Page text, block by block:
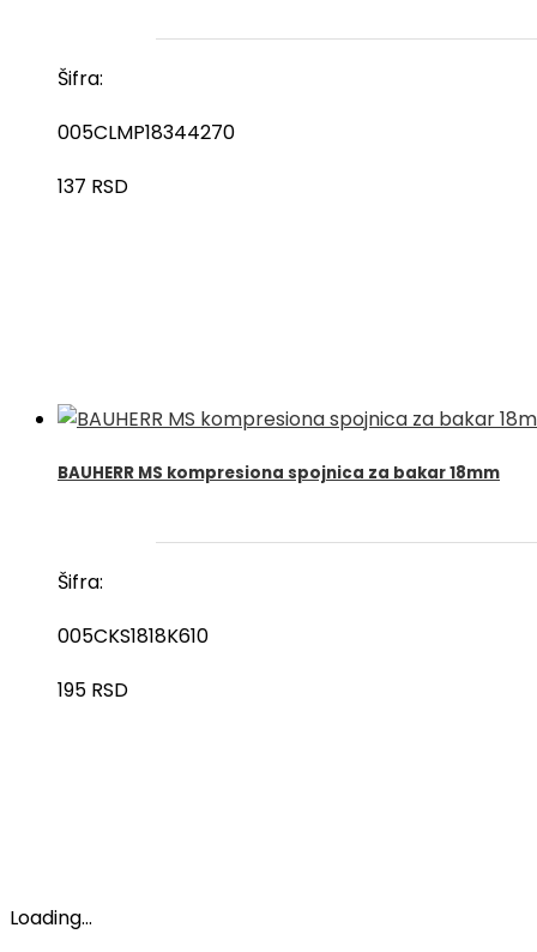
Šifra:
005CLMP18344270
137 RSD
BAUHERR MS kompresiona spojnica za bakar 18mm
Šifra:
005CKS1818K610
195 RSD
Loading...